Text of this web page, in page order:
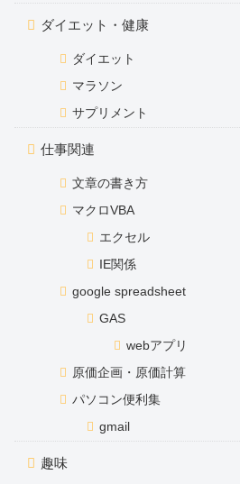
ダイエット・健康
ダイエット
マラソン
サプリメント
仕事関連
文章の書き方
マクロVBA
エクセル
IE関係
google spreadsheet
GAS
webアプリ
原価企画・原価計算
パソコン便利集
gmail
趣味